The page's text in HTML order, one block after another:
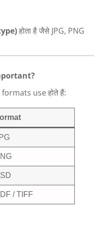
होता है जैसे JPG, PNG
use होते हैं:
/ TIFF